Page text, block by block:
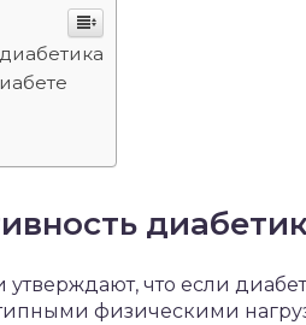
утверждают, что если
физическими